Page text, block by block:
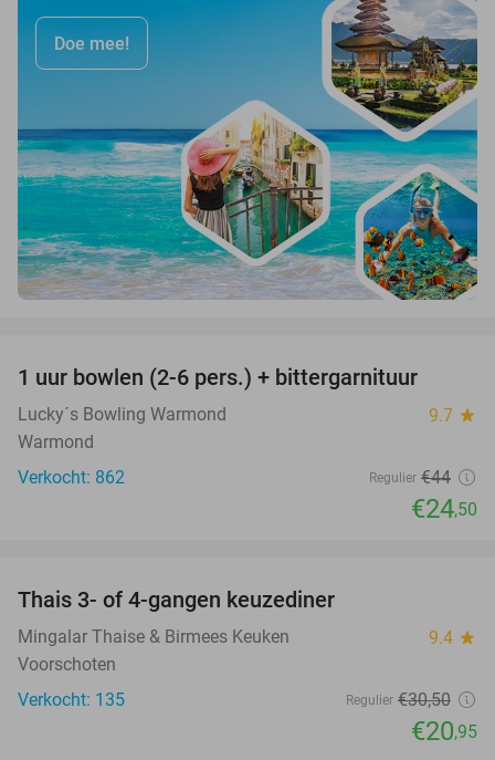
Doe mee!
1 uur bowlen (2-6 pers.) + bittergarnituur
Lucky´s Bowling Warmond 9.7 star
Warmond
Verkocht: 862
Regulier €44
€24,50
Thais 3- of 4-gangen keuzediner
Mingalar Thaise & Birmees Keuken 9.4 star
Voorschoten
Verkocht: 135
Regulier €30,50
€20,95